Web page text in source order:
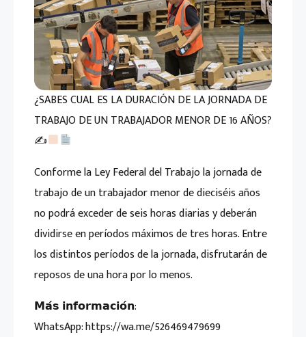
¿SABES CUAL ES LA DURACIÓN DE LA JORNADA DE
TRABAJO DE UN TRABAJADOR MENOR DE 16 AÑOS?
✍
Conforme la Ley Federal del Trabajo la jornada de
trabajo de un trabajador menor de dieciséis años
no podrá exceder de seis horas diarias y deberán
dividirse en períodos máximos de tres horas. Entre
los distintos períodos de la jornada, disfrutarán de
reposos de una hora por lo menos.
𝗠𝗮́𝘀 𝗶𝗻𝗳𝗼𝗿𝗺𝗮𝗰𝗶𝗼́𝗻:
WhatsApp: https://wa.me/526469479699